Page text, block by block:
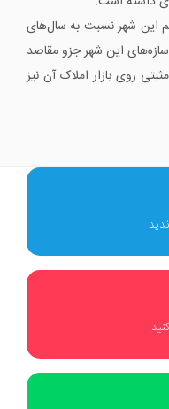
این شهر نسبت به سال‌های
این شهر جزو مقاصد
روی بازار املاک آن نیز